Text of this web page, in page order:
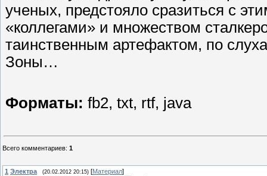
ученых, предстояло сразиться с
«коллегами» и множеством
таинственным артефактом, по
Зоны…
Форматы: fb2, txt, rtf, java
Всего комментариев: 1
1 Электра (20.02.2012 20:15) [Материал]